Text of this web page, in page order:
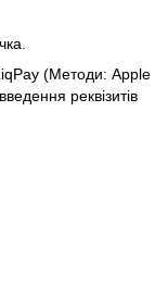
(Методи: Apple
реквізитів